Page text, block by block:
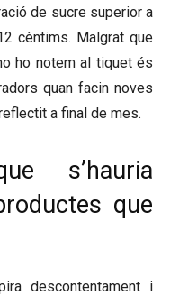
de sucre superior a
cèntims. Malgrat que
ho notem al tiquet és
quan facin noves
a final de mes.
s’hauria
que
descontentament i